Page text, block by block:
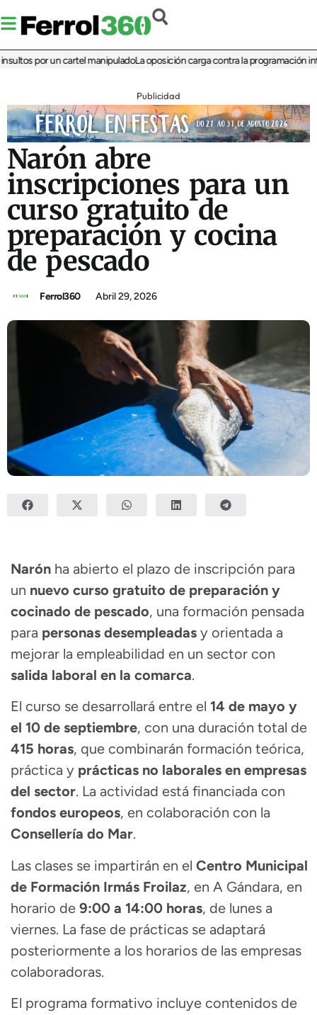
por un cartel manipuladoLa oposición carga contra la programación
Publicidad
Narón abre
inscripciones para un
curso gratuito de
preparación y cocina
de pescado
Ferrol360 Abril 29, 2026
Narón ha abierto el plazo de inscripción para
un nuevo curso gratuito de preparación y
cocinado de pescado, una formación pensada
para personas desempleadas y orientada a
mejorar la empleabilidad en un sector con
salida laboral en la comarca.
El curso se desarrollará entre el 14 de mayo y
el 10 de septiembre, con una duración total de
415 horas, que combinarán formación teórica,
práctica y prácticas no laborales en empresas
del sector. La actividad está financiada con
fondos europeos, en colaboración con la
Consellería do Mar.
Las clases se impartirán en el Centro Municipal
de Formación Irmás Froilaz, en A Gándara, en
horario de 9:00 a 14:00 horas, de lunes a
viernes. La fase de prácticas se adaptará
posteriormente a los horarios de las empresas
colaboradoras.
El programa formativo incluye contenidos de